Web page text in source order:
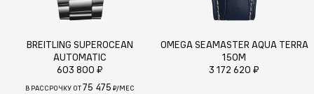
BREITLING SUPEROCEAN
AUTOMATIC
603 800 ₽
В РАССРОЧКУ ОТ75 475 ₽/МЕС
OMEGA SEAMASTER AQUA TERRA
150M
3 172 620 ₽